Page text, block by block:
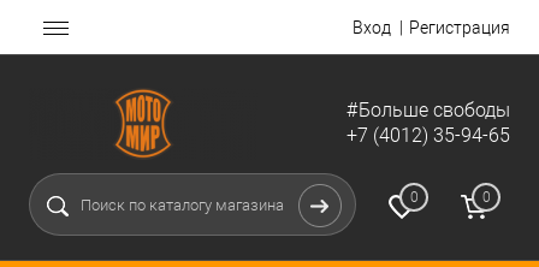
Вход Регистрация
#Больше свободы
+7 (4012) 35-94-65
0 0